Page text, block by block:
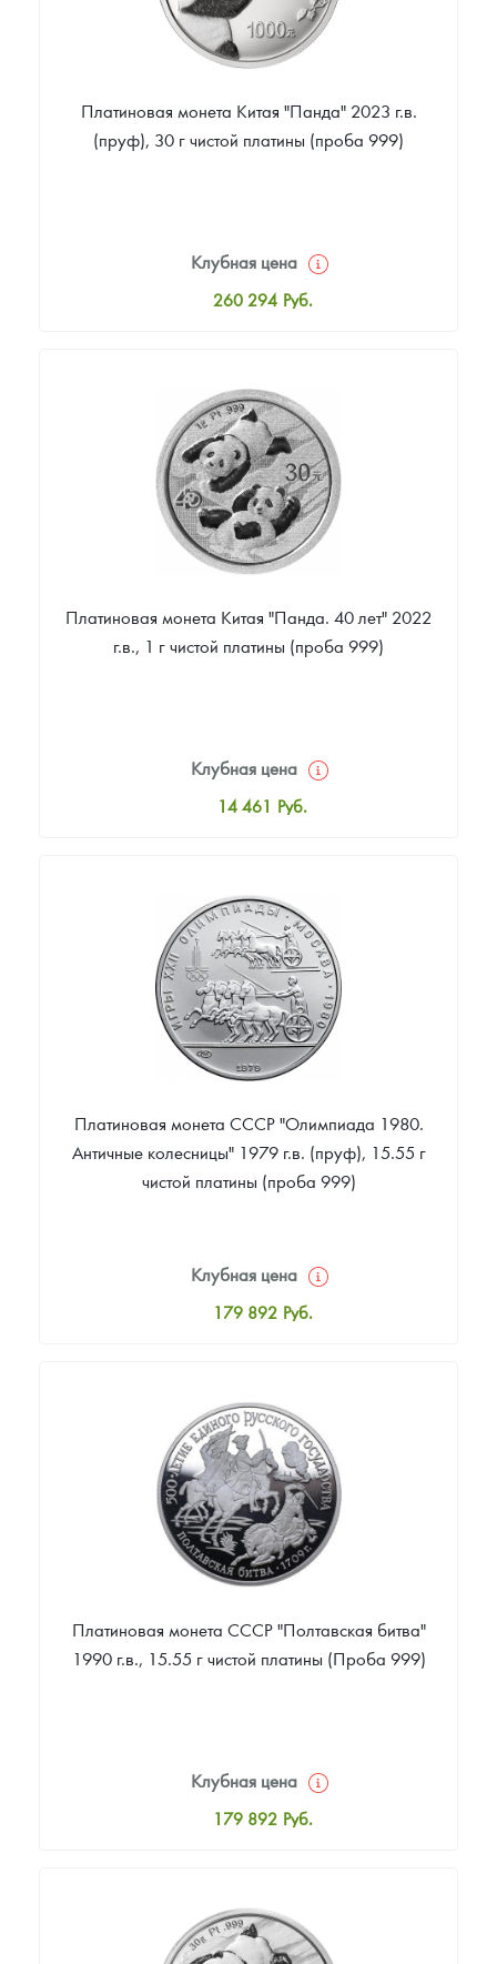
Платиновая монета Китая "Панда" 2023 г.в.
(пруф), 30 г чистой платины (проба 999)
Клубная цена
260 294 Руб.
Цена выкупа
Звоните
Платиновая монета Китая "Панда. 40 лет" 2022
г.в., 1 г чистой платины (проба 999)
Клубная цена
14 461 Руб.
Цена выкупа
Звоните
Платиновая монета СССР "Олимпиада 1980.
Античные колесницы" 1979 г.в. (пруф), 15.55 г
чистой платины (проба 999)
Клубная цена
179 892 Руб.
Цена выкупа
Звоните
Платиновая монета СССР "Полтавская битва"
1990 г.в., 15.55 г чистой платины (Проба 999)
Клубная цена
179 892 Руб.
Цена выкупа
Звоните